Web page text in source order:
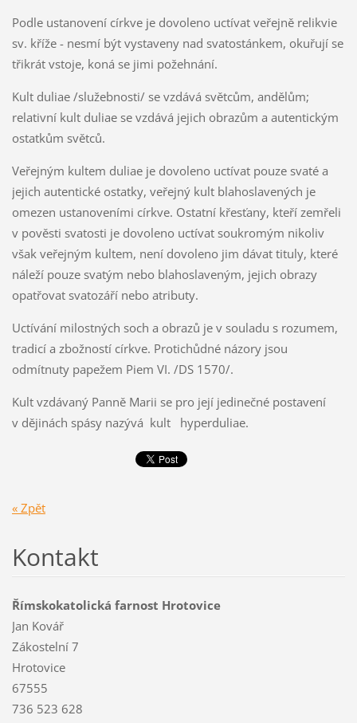
Podle ustanovení církve je dovoleno uctívat veřejně relikvie
sv. kříže - nesmí být vystaveny nad svatostánkem, okuřují se
třikrát vstoje, koná se jimi požehnání.
Kult duliae /služebnosti/ se vzdává světcům, andělům;
relativní kult duliae se vzdává jejich obrazům a autentickým
ostatkům světců.
Veřejným kultem duliae je dovoleno uctívat pouze svaté a
jejich autentické ostatky, veřejný kult blahoslavených je
omezen ustanoveními církve. Ostatní křesťany, kteří zemřeli
v pověsti svatosti je dovoleno uctívat soukromým nikoliv
však veřejným kultem, není dovoleno jim dávat tituly, které
náleží pouze svatým nebo blahoslaveným, jejich obrazy
opatřovat svatozáří nebo atributy.
Uctívání milostných soch a obrazů je v souladu s rozumem,
tradicí a zbožností církve. Protichůdné názory jsou
odmítnuty papežem Piem VI. /DS 1570/.
Kult vzdávaný Panně Marii se pro její jedinečné postavení
v dějinách spásy nazývá kult hyperduliae.
« Zpět
Kontakt
Římskokatolická farnost Hrotovice
Jan Kovář
Zákostelní 7
Hrotovice
67555
736 523 628